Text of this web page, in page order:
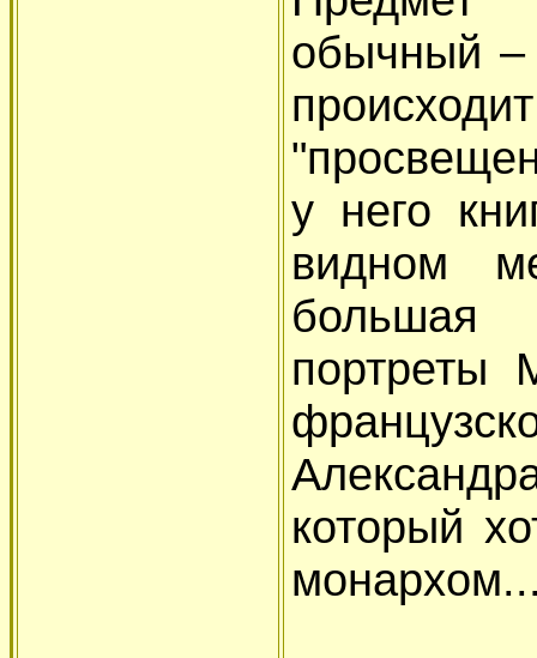
обычный –
у него
видном
портреты
который